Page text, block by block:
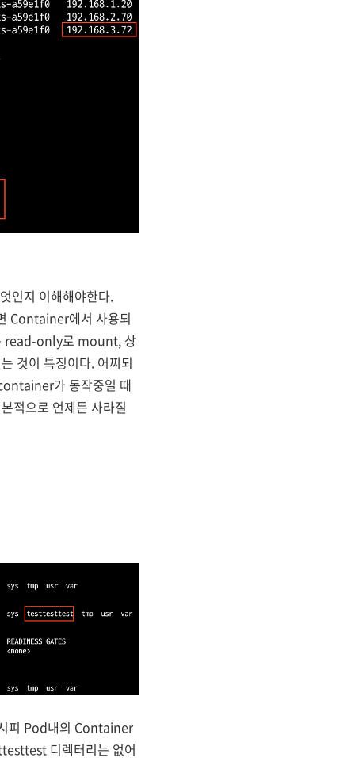
인지 이해해야한다.
Container에서 사용되
read-only로 mount, 상
것이 특징이다. 어찌되
가 동작중일 때
적으로 언제든 사라질
피 Pod내의 Container
디렉터리는 없어